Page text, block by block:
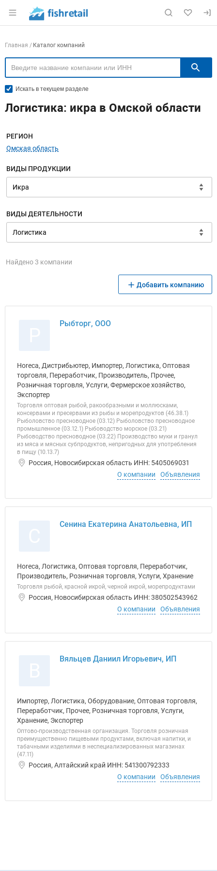
Раздел навигации по сайту fishretail.ru
Навигация по компаниям
Главная Каталог компаний
Искать в текущем разделе
Логистика: икра в Омской области
Меню навигации
РЕГИОН
Омская область
ВИДЫ ПРОДУКЦИИ
ВИДЫ ДЕЯТЕЛЬНОСТИ
Найдено 3 компании
Добавить компанию
Рыбторг, ООО
Horeca, Дистрибьютер, Импортер, Логистика, Оптовая
торговля, Переработчик, Производитель, Прочее,
Розничная торговля, Услуги, Фермерское хозяйство,
Экспортер
Торговля оптовая рыбой, ракообразными и моллюсками,
консервами и пресервами из рыбы и морепродуктов (46.38.1)
Рыболовство пресноводное (03.12) Рыболовство пресноводное
промышленное (03.12.1) Рыбоводство морское (03.21)
Рыбоводство пресноводное (03.22) Производство муки и гранул
из мяса и мясных субпродуктов, непригодных для употребления
в пищу (10.13.7)
Россия, Новосибирская область ИНН: 5405069031
О компании
Объявления
Сенина Екатерина Анатольевна, ИП
Horeca, Логистика, Оптовая торговля, Переработчик,
Производитель, Розничная торговля, Услуги, Хранение
Торговля рыбой, красной икрой, черной икрой, морепродуктами
Россия, Новосибирская область ИНН: 380502543962
О компании
Объявления
Вяльцев Даниил Игорьевич, ИП
Импортер, Логистика, Оборудование, Оптовая торговля,
Переработчик, Прочее, Розничная торговля, Услуги,
Хранение, Экспортер
Оптово-производственная организация. Торговля розничная
преимущественно пищевыми продуктами, включая напитки, и
табачными изделиями в неспециализированных магазинах
(47.11)
Россия, Алтайский край ИНН: 541300792333
О компании
Объявления